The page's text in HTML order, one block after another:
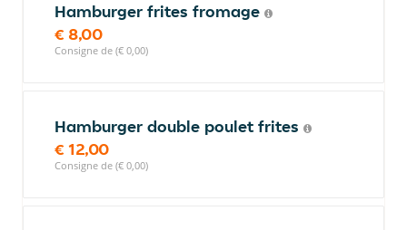
Hamburger frites fromage
€ 8,00
Consigne de (€ 0,00)
Hamburger double poulet frites
€ 12,00
Consigne de (€ 0,00)